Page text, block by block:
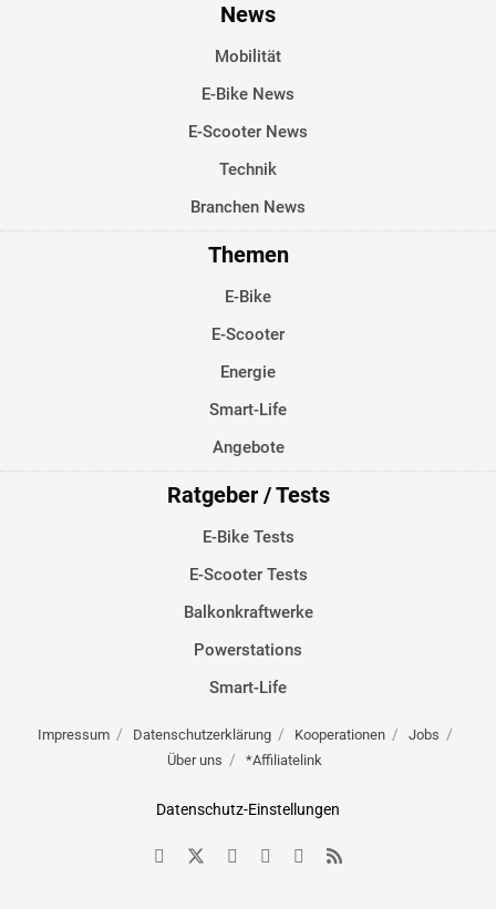
News
Mobilität
E-Bike News
E-Scooter News
Technik
Branchen News
Themen
E-Bike
E-Scooter
Energie
Smart-Life
Angebote
Ratgeber / Tests
E-Bike Tests
E-Scooter Tests
Balkonkraftwerke
Powerstations
Smart-Life
Impressum Datenschutzerklärung Kooperationen
Jobs
Über uns
*Affiliatelink
Datenschutz-Einstellungen